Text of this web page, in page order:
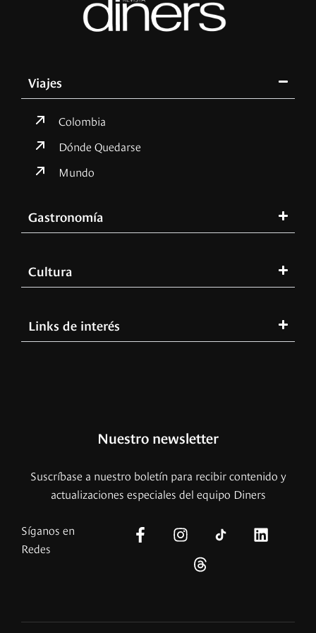
Viajes
Colombia
Dónde Quedarse
Mundo
Gastronomía
Cultura
Links de interés
Nuestro newsletter
Suscríbase a nuestro boletín para recibir contenido y
actualizaciones especiales del equipo Diners
Síganos en
Redes